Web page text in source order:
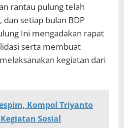
rantau pulung telah
setiap bulan BDP
Ini mengadakan rapat
serta membuat
kegiatan dari
Kompol Triyanto
Sosial